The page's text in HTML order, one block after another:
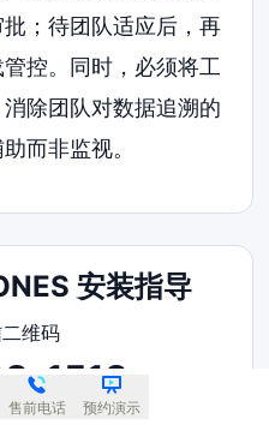
；待团队适应后，再
控。同时，必须将工
除团队对数据追溯的
而非监视。
安装指导
1518
售前电话 预约演示